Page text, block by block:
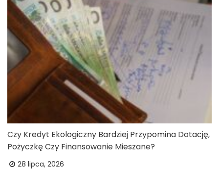
Czy Kredyt Ekologiczny Bardziej Przypomina Dotację,
Pożyczkę Czy Finansowanie Mieszane?
28 lipca, 2026